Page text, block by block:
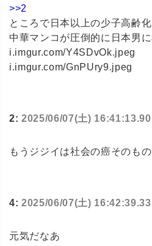
>>2
ところで日本以上の少子高齢
中華マンコが圧倒的に日本男
i.imgur.com/Y4SDvOk.jpeg
i.imgur.com/GnPUry9.jpeg
2: 2025/06/07(土)
もうジジイは社会の癌そのも
4: 2025/06/07(土)
元気だなあ